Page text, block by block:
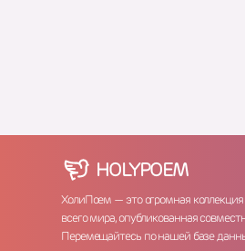
HOLYPOEM
ХолиПоем — это огромная
всего мира, опубликованная
Перемещайтесь по нашей базе